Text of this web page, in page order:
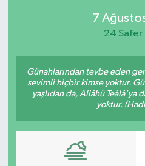
7
24 Safer
Günahlarından tevbe eden
sevimli hiçbir kimse yoktur.
yaşlıdan da, Allâhü Teâlâ'ya
yoktur.